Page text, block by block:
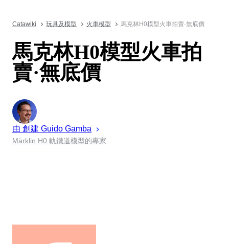
Catawiki 玩具及模型 火車模型 馬克林H0模型火車拍賣·無底價
馬克林H0模型火車拍
賣·無底價
由 創建 Guido Gamba
Märklin H0 軌鐵道模型的專家